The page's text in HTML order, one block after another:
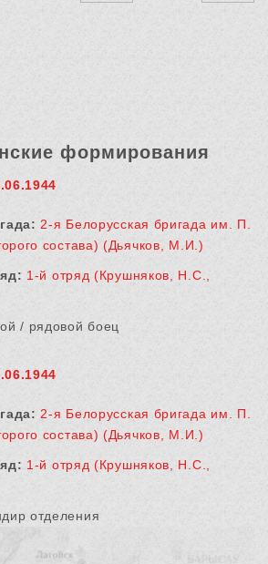
формирования
2-я Белорусская бригада им. П.
состава) (Дьячков, М.И.)
1-й отряд (Крушняков, Н.С.,
/ рядовой боец
2-я Белорусская бригада им. П.
состава) (Дьячков, М.И.)
1-й отряд (Крушняков, Н.С.,
отделения